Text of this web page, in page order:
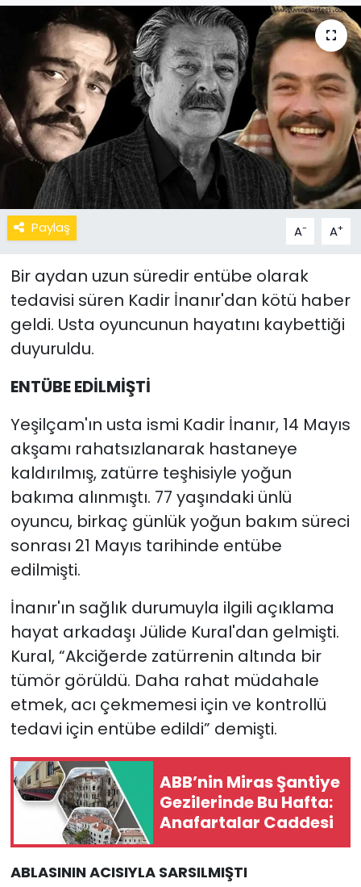
Paylaş A- A+
Bir aydan uzun süredir entübe olarak
tedavisi süren Kadir İnanır'dan kötü haber
geldi. Usta oyuncunun hayatını kaybettiği
duyuruldu.
ENTÜBE EDİLMİŞTİ
Yeşilçam'ın usta ismi Kadir İnanır, 14 Mayıs
akşamı rahatsızlanarak hastaneye
kaldırılmış, zatürre teşhisiyle yoğun
bakıma alınmıştı. 77 yaşındaki ünlü
oyuncu, birkaç günlük yoğun bakım süreci
sonrası 21 Mayıs tarihinde entübe
edilmişti.
İnanır'ın sağlık durumuyla ilgili açıklama
hayat arkadaşı Jülide Kural'dan gelmişti.
Kural, “Akciğerde zatürrenin altında bir
tümör görüldü. Daha rahat müdahale
etmek, acı çekmemesi için ve kontrollü
tedavi için entübe edildi” demişti.
ABB’nin Miras Şantiye
Gezilerinde Bu Hafta:
Anafartalar Caddesi
ABLASININ ACISIYLA SARSILMIŞTI